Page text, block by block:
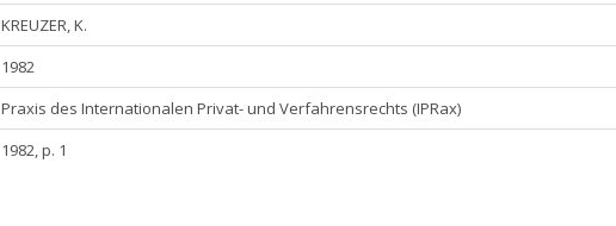
KREUZER, K.
1982
Praxis des Internationalen Privat- und Verfahrensrechts (IPRax)
1982, p. 1